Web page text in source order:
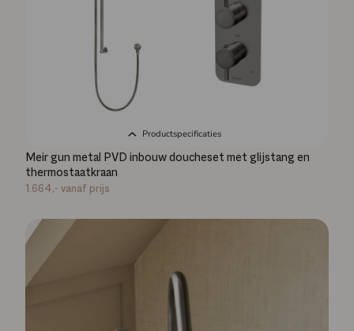
Productspecificaties
Meir gun metal PVD inbouw doucheset met glijstang en
thermostaatkraan
1.664,- vanaf prijs